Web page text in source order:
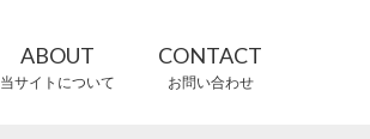
ABOUT
当サイトについて
CONTACT
お問い合わせ